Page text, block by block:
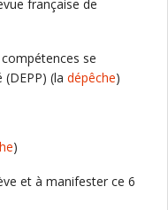
française de
se
(la dépêche)
)
et à manifester ce 6